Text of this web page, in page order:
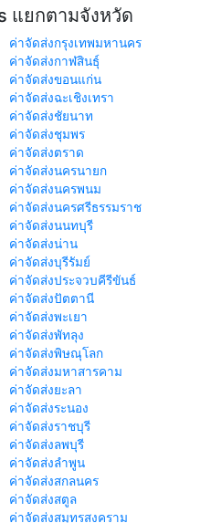
แยกตามจังหวัด
ค่าจัดส่งกรุงเทพมหานคร
ค่าจัดส่งกาฬสินธุ์
ค่าจัดส่งขอนแก่น
ค่าจัดส่งฉะเชิงเทรา
ค่าจัดส่งชัยนาท
ค่าจัดส่งชุมพร
ค่าจัดส่งตราด
ค่าจัดส่งนครนายก
ค่าจัดส่งนครพนม
ค่าจัดส่งนครศรีธรรมราช
ค่าจัดส่งนนทบุรี
ค่าจัดส่งน่าน
ค่าจัดส่งบุรีรัมย์
ค่าจัดส่งประจวบคีรีขันธ์
ค่าจัดส่งปัตตานี
ค่าจัดส่งพะเยา
ค่าจัดส่งพัทลุง
ค่าจัดส่งพิษณุโลก
ค่าจัดส่งมหาสารคาม
ค่าจัดส่งยะลา
ค่าจัดส่งระนอง
ค่าจัดส่งราชบุรี
ค่าจัดส่งลพบุรี
ค่าจัดส่งลำพูน
ค่าจัดส่งสกลนคร
ค่าจัดส่งสตูล
ค่าจัดส่งสมุทรสงคราม